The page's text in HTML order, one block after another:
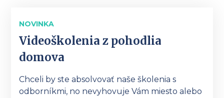
NOVINKA
Videoškolenia z pohodlia
domova
Chceli by ste absolvovať naše školenia s
odborníkmi, no nevyhovuje Vám miesto alebo